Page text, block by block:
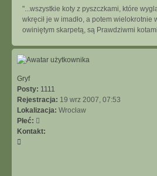
"...wszystkie koty z pyszczkami, które
wkręcił je w imadło, a potem wielokrotnie
owiniętym skarpetą, są Prawdziwmi
Gryf
Posty: 1111
Rejestracja: 19 wrz 2007, 07:53
Lokalizacja: Wrocław
Płeć:
Kontakt: